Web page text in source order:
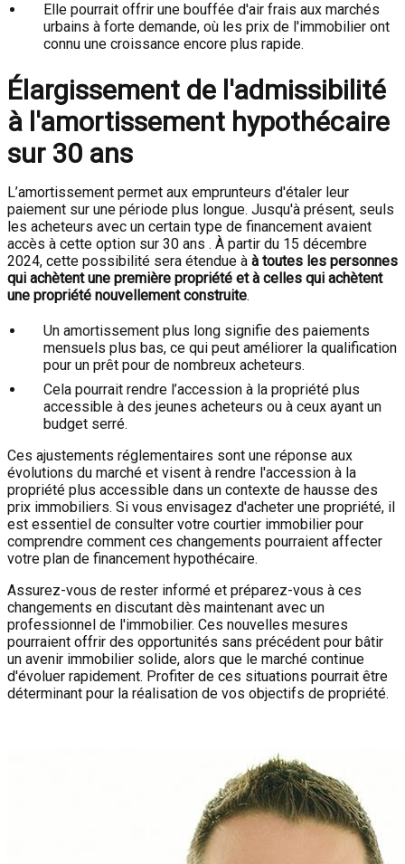
Elle pourrait offrir une bouffée d'air frais aux marchés
urbains à forte demande, où les prix de l'immobilier ont
connu une croissance encore plus rapide.
Élargissement de l'admissibilité
à l'amortissement hypothécaire
sur 30 ans
L’amortissement permet aux emprunteurs d'étaler leur
paiement sur une période plus longue. Jusqu'à présent, seuls
les acheteurs avec un certain type de financement avaient
accès à cette option sur 30 ans . À partir du 15 décembre
2024, cette possibilité sera étendue à à toutes les personnes
qui achètent une première propriété et à celles qui achètent
une propriété nouvellement construite.
Un amortissement plus long signifie des paiements
mensuels plus bas, ce qui peut améliorer la qualification
pour un prêt pour de nombreux acheteurs.
Cela pourrait rendre l’accession à la propriété plus
accessible à des jeunes acheteurs ou à ceux ayant un
budget serré.
Ces ajustements réglementaires sont une réponse aux
évolutions du marché et visent à rendre l'accession à la
propriété plus accessible dans un contexte de hausse des
prix immobiliers. Si vous envisagez d'acheter une propriété, il
est essentiel de consulter votre courtier immobilier pour
comprendre comment ces changements pourraient affecter
votre plan de financement hypothécaire.
Assurez-vous de rester informé et préparez-vous à ces
changements en discutant dès maintenant avec un
professionnel de l'immobilier. Ces nouvelles mesures
pourraient offrir des opportunités sans précédent pour bâtir
un avenir immobilier solide, alors que le marché continue
d'évoluer rapidement. Profiter de ces situations pourrait être
déterminant pour la réalisation de vos objectifs de propriété.